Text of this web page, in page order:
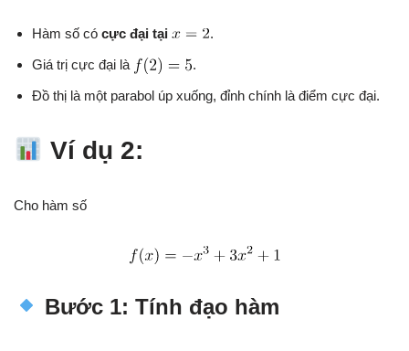
Hàm số có cực đại tại
.
Giá trị cực đại là
.
Đồ thị là một parabol úp xuống, đỉnh chính là điểm cực đại.
Ví dụ 2:
Cho hàm số
Bước 1: Tính đạo hàm